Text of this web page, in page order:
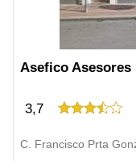
Asefico Asesores
3,7
C. Francisco Prta